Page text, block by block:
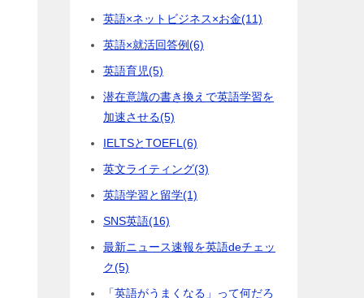
英語×ネットビジネス×お金(11)
英語×就活回答例(6)
英語育児(5)
潜在意識の書き換えで英語学習を
加速させる(5)
IELTSとTOEFL (6)
英文ライティング(3)
英語学習と留学(1)
SNS英語(16)
最新ニュース速報を英語deチェッ
ク(5)
「英語がうまくなる」って何だろ